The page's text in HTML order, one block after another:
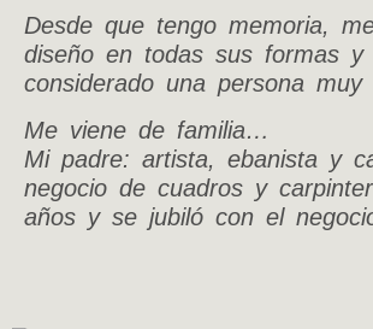
Desde que tengo memoria,
diseño en todas sus formas
considerado una persona
Me viene de familia…
Mi padre: artista, ebanista y
negocio de cuadros y
años y se jubiló con el